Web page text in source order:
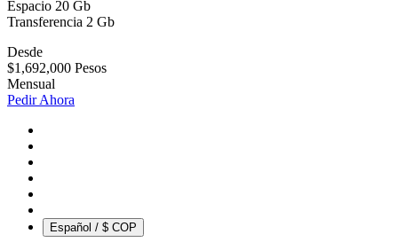
Espacio 20 Gb
Transferencia 2 Gb
Desde
$1,692,000 Pesos
Mensual
Pedir Ahora
Español / $ COP